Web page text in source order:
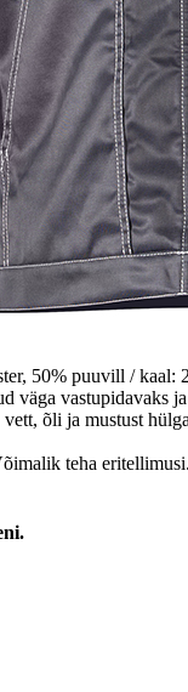
50% puuvill / kaal:
väga vastupidavaks
õli ja mustust
teha eritellimusi.